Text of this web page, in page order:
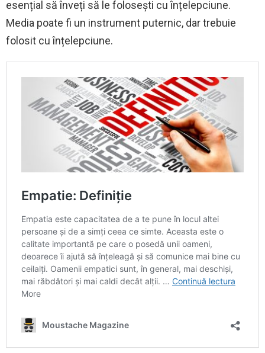
esențial să înveți să le folosești cu înțelepciune.
Media poate fi un instrument puternic, dar trebuie
folosit cu înțelepciune.